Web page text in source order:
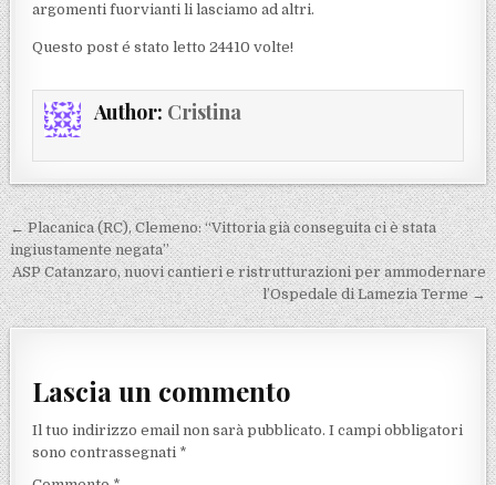
argomenti fuorvianti li lasciamo ad altri.
Questo post é stato letto 24410 volte!
Author: Cristina
Navigazione articoli
← Placanica (RC), Clemeno: “Vittoria già conseguita ci è stata
ingiustamente negata”
ASP Catanzaro, nuovi cantieri e ristrutturazioni per ammodernare
l’Ospedale di Lamezia Terme →
Lascia un commento
Il tuo indirizzo email non sarà pubblicato. I campi obbligatori
sono contrassegnati *